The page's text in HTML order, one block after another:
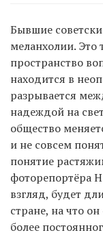
Бывшие
меланхолии. Это
пространство
находится в
разрывается
надеждой на
общество
и не совсем
понятие
фоторепортёра
взгляд, будет
стране, на что
более